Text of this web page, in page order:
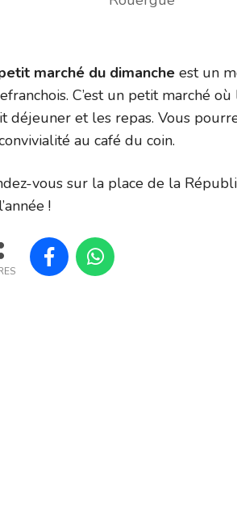
marché du dimanche est un
C’est un petit marché
déjeuner et les repas. Vous
au café du coin.
vous sur la place de la
!